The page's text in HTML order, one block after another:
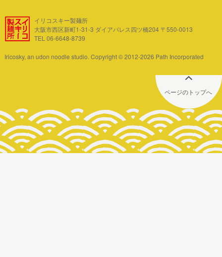
イリコスキー製麺所
大阪市西区新町1-31-3 ダイアパレス四ツ橋204 〒550-0013
TEL 06-6648-8739
Iricosky, an udon noodle studio. Copyright © 2012-2026 Path Incorporated
ページのトップへ